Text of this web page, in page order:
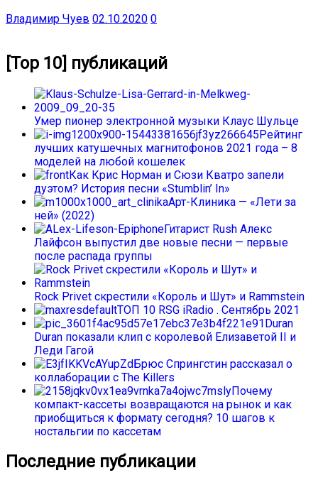
Владимир Чуев 02.10.2020 0
[Top 10] публикаций
Умер пионер электронной музыки Клаус Шульце
Рейтинг
лучших катушечных магнитофонов 2021 года – 8
моделей на любой кошелек
Как Крис Норман и Сюзи Кватро запели
дуэтом? История песни «Stumblin’ In»
Арт-Клиника — «Лети за
ней» (2022)
Гитарист Rush Алекс
Лайфсон выпустил две новые песни — первые
после распада группы
Rock Privet скрестили «Король и Шут» и Rammstein
ТОП 10 RSG iRadio . Сентябрь 2021
Duran
Duran показали клип с королевой Елизаветой II и
Леди Гагой
Брюс Спрингстин рассказал о
коллаборации с The Killers
Почему
компакт-кассеты возвращаются на рынок и как
приобщиться к формату сегодня? 10 шагов к
ностальгии по кассетам
Последние публикации